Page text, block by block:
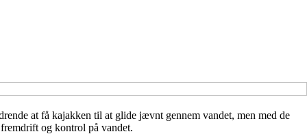
at få kajakken til at glide jævnt gennem vandet, men med de
og kontrol på vandet.